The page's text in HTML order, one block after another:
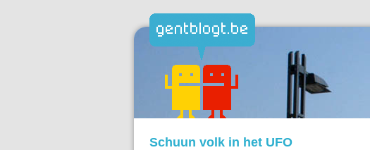
Schuun volk in het UFO